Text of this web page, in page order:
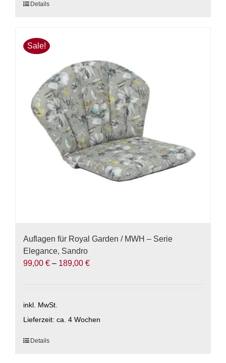
Dieses
mehrere
Varianten
Optionen
können
auf
Produktseite
Details
Sale!
Auflagen für Royal Garden / MWH – Serie
Elegance, Sandro
99,00 € – 189,00 €
inkl. MwSt.
Lieferzeit: ca. 4 Wochen
Dieses
Details